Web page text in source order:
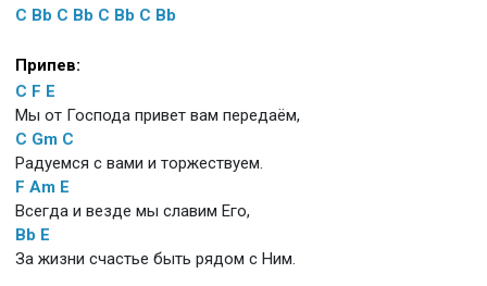
C Bb C Bb C Bb C Bb
Припев:
C F E
Мы от Господа привет вам передаём,
C Gm C
Радуемся с вами и торжествуем.
F Am E
Всегда и везде мы славим Его,
Bb E
За жизни счастье быть рядом с Ним.